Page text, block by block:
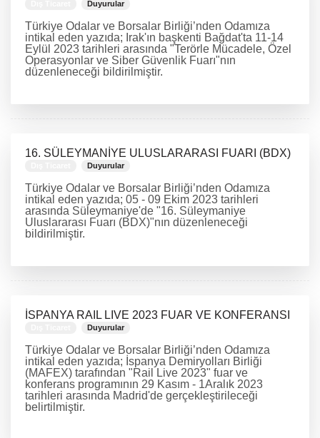
Duyurular
Türkiye Odalar ve Borsalar Birliği’nden Odamıza
intikal eden yazıda; Irak'ın başkenti Bağdat'ta 11-14
Eylül 2023 tarihleri arasında "Terörle Mücadele, Özel
Operasyonlar ve Siber Güvenlik Fuarı"nın
düzenleneceği bildirilmiştir.
16. SÜLEYMANİYE ULUSLARARASI FUARI (BDX)
Duyurular
Türkiye Odalar ve Borsalar Birliği’nden Odamıza
intikal eden yazıda; 05 - 09 Ekim 2023 tarihleri
arasında Süleymaniye'de "16. Süleymaniye
Uluslararası Fuarı (BDX)"nın düzenleneceği
bildirilmiştir.
İSPANYA RAIL LIVE 2023 FUAR VE KONFERANSI
Duyurular
Türkiye Odalar ve Borsalar Birliği’nden Odamıza
intikal eden yazıda; İspanya Demiryolları Birliği
(MAFEX) tarafından "Rail Live 2023" fuar ve
konferans programının 29 Kasım - 1Aralık 2023
tarihleri arasında Madrid'de gerçekleştirileceği
belirtilmiştir.